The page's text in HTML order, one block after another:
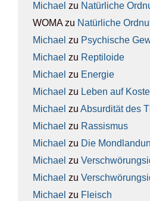
Michael zu Natür­li­che
WOMAzu Natür­li­che
Michael zu Psy­chi­sche
Michael zu Rep­ti­lo­ide
Michael zu Ener­gie
Michael zu Leben auf
Michael zu Absur­di­tät des
Michael zu Ras­sis­mus
Michael zu Die
Michael zu
Michael zu
Michael zu Fleisch